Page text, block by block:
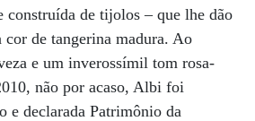
construída de tijolos – que lhe dão
cor de tangerina madura. Ao
e um inverossímil tom rosa-
não por acaso, Albi foi
e declarada Patrimônio da